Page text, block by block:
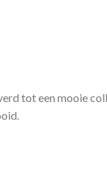
tot een mooie